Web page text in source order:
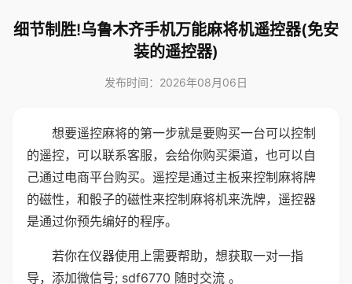
细节制胜!乌鲁木齐手机万能麻将机遥控器(免安
装的遥控器)
发布时间：2026年08月06日
想要遥控麻将的第一步就是要购买一台可以控制
的遥控，可以联系客服，会给你购买渠道，也可以自
己通过电商平台购买。遥控是通过主板来控制麻将牌
的磁性，和骰子的磁性来控制麻将机来洗牌，遥控器
是通过你预先编好的程序。
若你在仪器使用上需要帮助，想获取一对一指
导，添加微信号; sdf6770 随时交流 。